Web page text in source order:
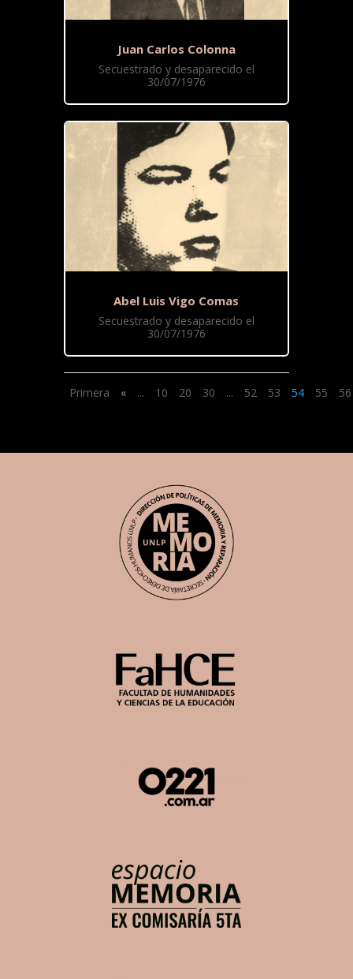
Juan Carlos Colonna
Secuestrado y desaparecido el
30/07/1976
Abel Luis Vigo Comas
Secuestrado y desaparecido el
30/07/1976
Primera « ... 10 20 30 ... 52 53 54 55 56